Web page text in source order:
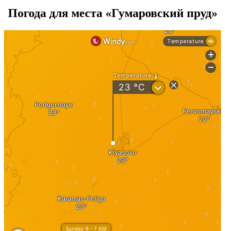
Погода для места «Гумаровский пруд»